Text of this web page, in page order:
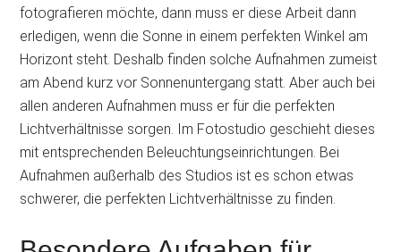
fotografieren möchte, dann muss er diese Arbeit dann
erledigen, wenn die Sonne in einem perfekten Winkel am
Horizont steht. Deshalb finden solche Aufnahmen zumeist
am Abend kurz vor Sonnenuntergang statt. Aber auch bei
allen anderen Aufnahmen muss er für die perfekten
Lichtverhältnisse sorgen. Im Fotostudio geschieht dieses
mit entsprechenden Beleuchtungseinrichtungen. Bei
Aufnahmen außerhalb des Studios ist es schon etwas
schwerer, die perfekten Lichtverhältnisse zu finden.